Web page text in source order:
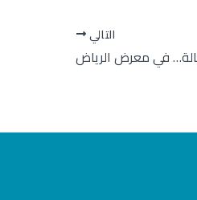
التالي
في معرض الرياض